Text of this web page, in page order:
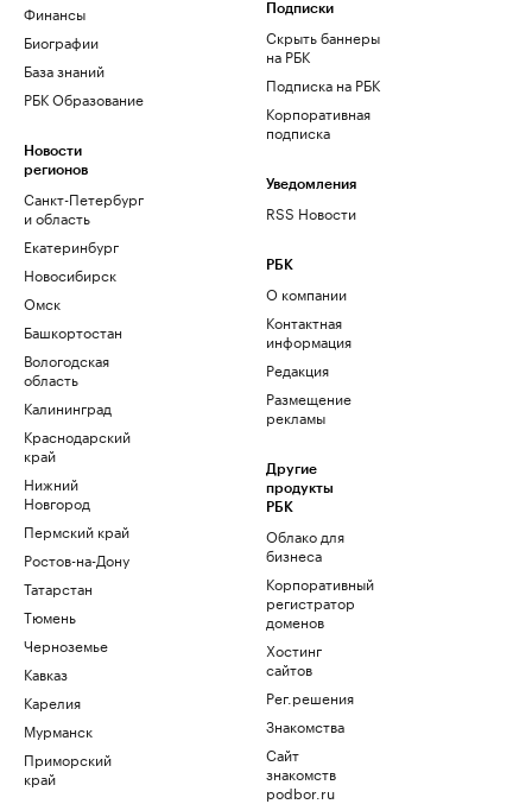
Финансы
Биографии
База знаний
РБК Образование
Новости
регионов
Санкт-Петербург
и область
Екатеринбург
Новосибирск
Омск
Башкортостан
Вологодская
область
Калининград
Краснодарский
край
Нижний
Новгород
Пермский край
Ростов-на-Дону
Татарстан
Тюмень
Черноземье
Кавказ
Карелия
Мурманск
Приморский
край
Подписки
Скрыть баннеры
на РБК
Подписка на РБК
Корпоративная
подписка
Уведомления
RSS Новости
РБК
О компании
Контактная
информация
Редакция
Размещение
рекламы
Другие
продукты
РБК
Облако для
бизнеса
Корпоративный
регистратор
доменов
Хостинг
сайтов
Рег.решения
Знакомства
Сайт
знакомств
podbor.ru